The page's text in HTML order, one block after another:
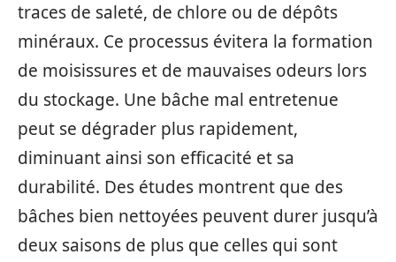
traces de saleté, de chlore ou de dépôts
minéraux. Ce processus évitera la formation
de moisissures et de mauvaises odeurs lors
du stockage. Une bâche mal entretenue
peut se dégrader plus rapidement,
diminuant ainsi son efficacité et sa
durabilité. Des études montrent que des
bâches bien nettoyées peuvent durer jusqu’à
deux saisons de plus que celles qui sont